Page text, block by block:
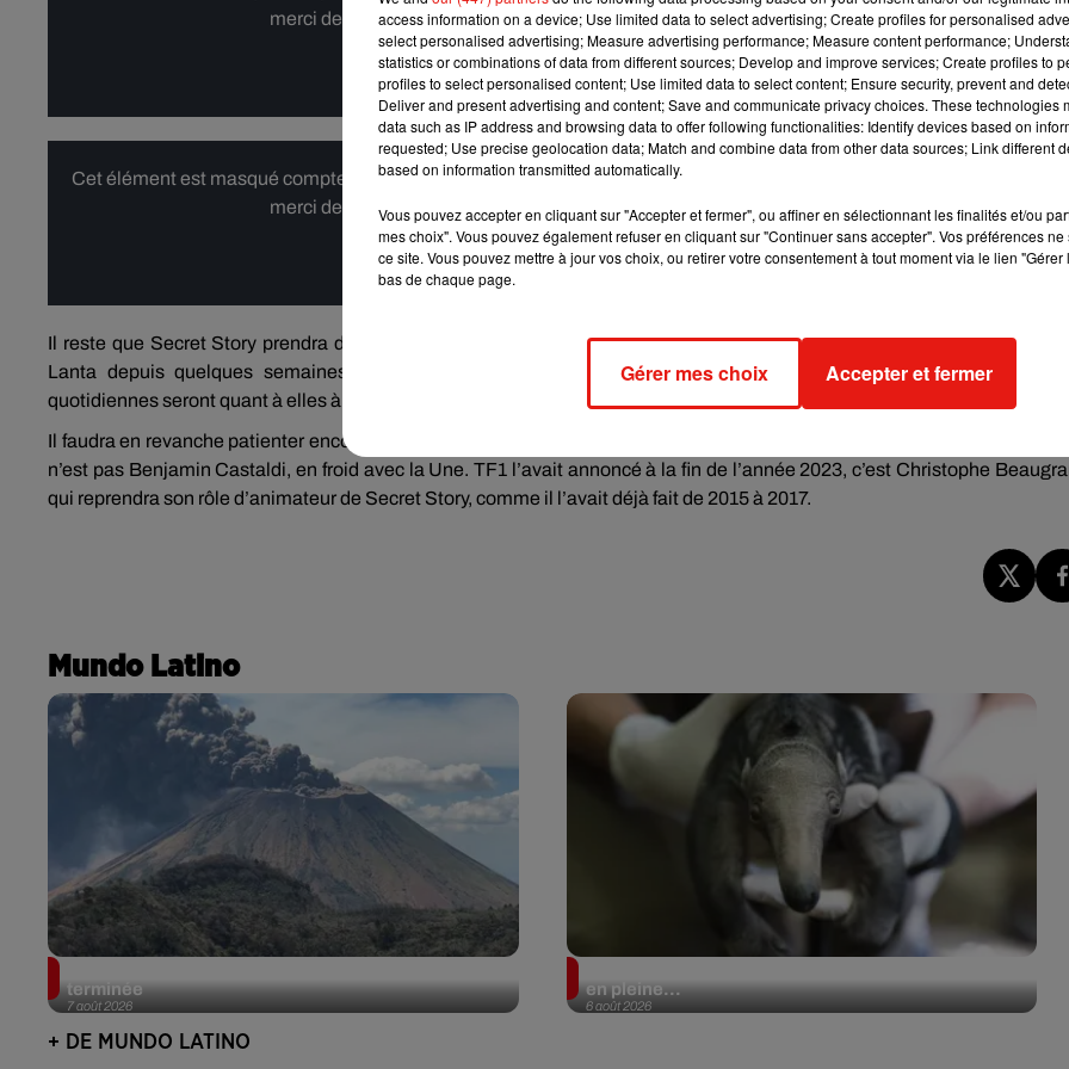
merci de nous donner votre accord en cliquant sur le bouton ci-dessous.
Afficher l'élément
Cet élément est masqué compte-tenu du refus du dépôt de cookies que vous avez exprimé. Si vous souhaitez l'afficher,
merci de nous donner votre accord en cliquant sur le bouton ci-dessous.
Afficher l'élément
Il reste que Secret Story prendra donc la place de Camille & Images, présenté par Camille Combat et diffusé après
Lanta depuis quelques semaines. Attention, la date avancée par l’émission concerne le prime de lancement.
quotidiennes seront quant à elles à suivre tous les jours à 17h30.
Il faudra en revanche patienter encore pour connaître le détail du casting ! On sait juste qui présentera l’émission. Et non,
n’est pas Benjamin Castaldi, en froid avec la Une. TF1 l’avait annoncé à la fin de l’année 2023, c’est Christophe
qui reprendra son rôle d’animateur de Secret Story, comme il l’avait déjà fait de 2015 à 2017.
Mundo Latino
7 août 2026
terminée
6 août 2026
en pleine...
+ DE MUNDO LATINO
access information on a device; Use limited data to select advertising; Create profiles for personalised
select personalised advertising; Measure advertising performance; Measure content performance;
statistics or combinations of data from different sources; Develop and improve services; Create profiles to
profiles to select personalised content; Use limited data to select content; Ensure security, prevent and
Deliver and present advertising and content; Save and communicate privacy choices. These technologies
data such as IP address and browsing data to offer following functionalities: Identify devices based on
requested; Use precise geolocation data; Match and combine data from other data sources; Link different
based on information transmitted automatically.
Vous pouvez accepter en cliquant sur "Accepter et fermer", ou affiner en sélectionnant les finalités et/ou
mes choix". Vous pouvez également refuser en cliquant sur "Continuer sans accepter". Vos préférences
ce site. Vous pouvez mettre à jour vos choix, ou retirer votre consentement à tout moment via le lien
bas de chaque page.
Gérer mes choix Accepter et fermer